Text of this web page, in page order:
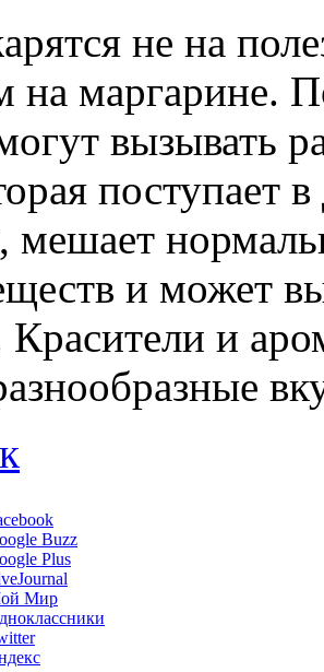
не на
маргарине.
вызывать
поступает
мешает
и может
Красители и